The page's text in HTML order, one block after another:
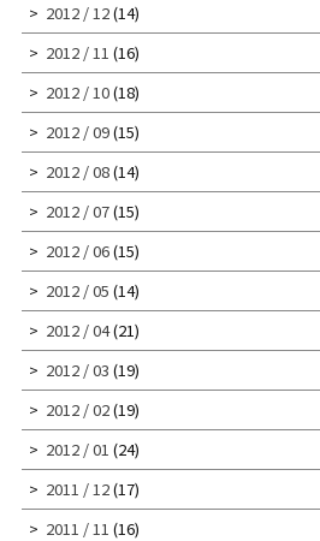
2012 / 12(14)
2012 / 11 (16)
2012 / 10(18)
2012 / 09(15)
2012 / 08(14)
2012 / 07(15)
2012 / 06(15)
2012 / 05 (14)
2012 / 04(21)
2012 / 03 (19)
2012 / 02(19)
2012 / 01 (24)
2011 / 12(17)
2011 / 11 (16)